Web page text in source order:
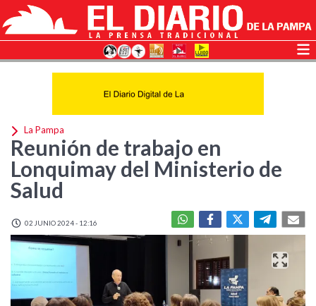
La Pampa
Reunión de trabajo en
Lonquimay del Ministerio de
Salud
02 JUNIO 2024 - 12:16